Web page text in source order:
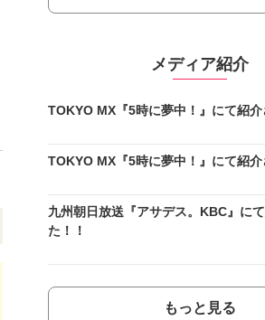
メディア紹介
TOKYO MX『5時に夢中！』にて紹介
TOKYO MX『5時に夢中！』にて紹介
九州朝日放送『アサデス。KBC』に
た！！
もっと見る